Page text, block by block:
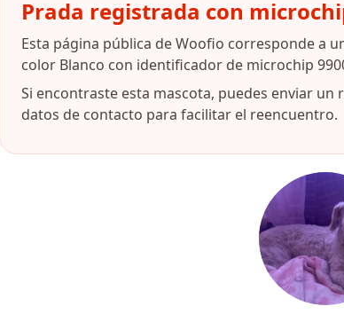
Prada registrada con
Esta página pública de Woofio corresponde a
color Blanco con identificador de microchip
Si encontraste esta mascota, puedes enviar
datos de contacto para facilitar el reencuentro.